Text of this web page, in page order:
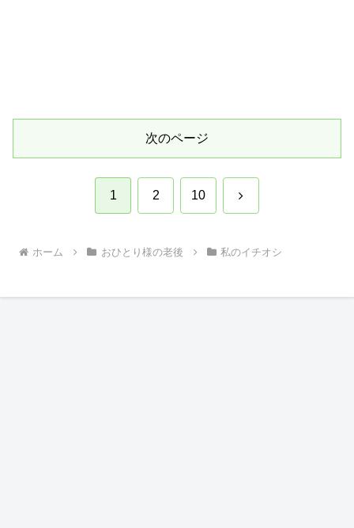
次のページ
1 2 10 次
ホーム おひとり様の老後 私のイチオシ